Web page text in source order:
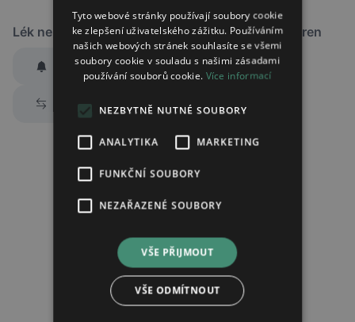
Lék není dostupný v žádné ze sledovaných lékáren
Hlídat dostupnost
Praha
Diclofenac al retard tableta s
prodlouženým uvolňováním 100mg
Chci dostávatslevové nabídky a novinky
Seznámil/a jsem se se zásadami zpracování osobních údajů
Prozkoumat alternativy
Tyto webové stránky používají soubory cookie
ke zlepšení uživatelského zážitku. Používáním
našich webových stránek souhlasíte se všemi
soubory cookie v souladu s našimi zásadami
používání souborů cookie. Více informací
NEZBYTNĚ NUTNÉ SOUBORY
ANALYTIKA MARKETING
FUNKČNÍ SOUBORY
NEZAŘAZENÉ SOUBORY
VŠE PŘIJMOUT
VŠE ODMÍTNOUT